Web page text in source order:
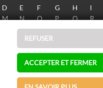
D E F G H
I
M N O P Q
R
W X Y Z
REFUSER
ACCEPTER ET FERMER